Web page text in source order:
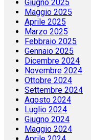
Giugno 2025
Maggio 2025
Aprile 2025
Marzo 2025
Febbraio 2025
Gennaio 2025
Dicembre 2024
Novembre 2024
Ottobre 2024
Settembre 2024
Agosto 2024
Luglio 2024
Giugno 2024
Maggio 2024